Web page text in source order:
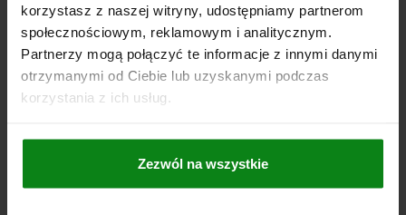
korzystasz z naszej witryny, udostępniamy partnerom
społecznościowym, reklamowym i analitycznym.
Partnerzy mogą połączyć te informacje z innymi danymi
otrzymanymi od Ciebie lub uzyskanymi podczas
korzystania z ich usług.
Zezwól na wszystkie
Inni klienci również kupili